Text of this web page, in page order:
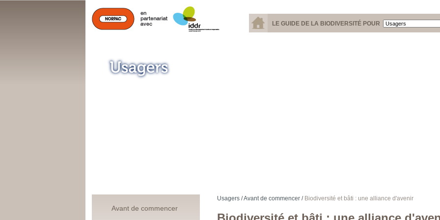
LE GUIDE DE LA BIODIVERSITÉ POUR
Avant de commencer
Usagers /Avant de commencer /Biodiversité et bâti : une alliance d'avenir